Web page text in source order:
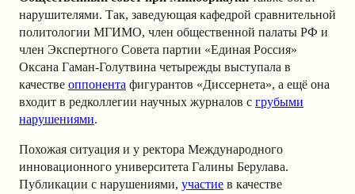
нарушителями. Так, заведующая кафедрой сравнительной
политологии МГИМО, член общественной палаты РФ и
член Экспертного Совета партии «Единая Россия»
Оксана Гаман-Голутвина четырежды выступала в
качестве оппонента фигурантов «Диссернета», а ещё она
входит в редколлегии научных журналов с грубыми
нарушениями.
Похожая ситуация и у ректора Международного
инновационного университета Галины Берулава.
Публикации с нарушениями, участие в качестве